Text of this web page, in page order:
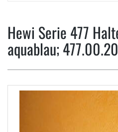
Hewi Serie 477
aquablau;